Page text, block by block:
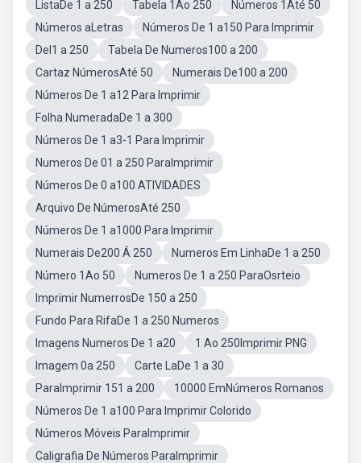
ListaDe 1 a 250 Tabela 1Ao 250
Números 1Até 50
Números aLetras
Números De 1 a150 Para Imprimir
Del1 a 250
Tabela De Numeros100 a 200
Cartaz NúmerosAté 50
Numerais De100 a 200
Números De 1 a12 Para Imprimir
Folha NumeradaDe 1 a 300
Números De 1 a3-1 Para Imprimir
Numeros De 01 a 250 ParaImprimir
Números De 0 a100 ATIVIDADES
Arquivo De NúmerosAté 250
Números De 1 a1000 Para Imprimir
Numerais De200 Á 250
Numeros Em LinhaDe 1 a 250
Número 1Ao 50
Numeros De 1 a 250 ParaOsrteio
Imprimir NumerrosDe 150 a 250
Fundo Para RifaDe 1 a 250 Numeros
Imagens Numeros De 1 a20
1 Ao 250Imprimir PNG
Imagem 0a 250
Carte LaDe 1 a 30
ParaImprimir 151 a 200
10000 EmNúmeros Romanos
Números De 1 a100 Para Imprimir Colorido
Números Móveis ParaImprimir
Caligrafia De Números ParaImprimir